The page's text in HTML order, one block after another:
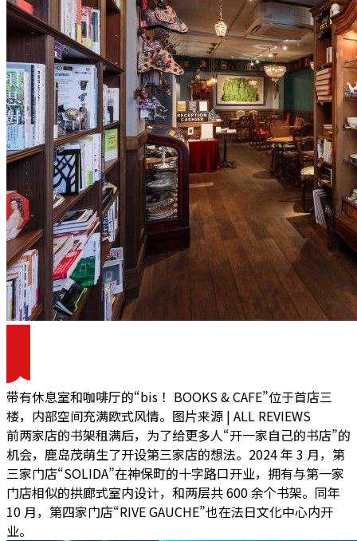
带有休息室和咖啡厅的“bis！ BOOKS & CAFE”位于首店三
楼，内部空间充满欧式风情。图片来源 | ALL REVIEWS
前两家店的书架租满后，为了给更多人“开一家自己的书店”的
机会，鹿岛茂萌生了开设第三家店的想法。2024 年 3 月，第
三家门店“SOLIDA”在神保町的十字路口开业，拥有与第一家
门店相似的拱廊式室内设计，和两层共 600 余个书架。同年
10 月，第四家门店“RIVE GAUCHE”也在法日文化中心内开
业。